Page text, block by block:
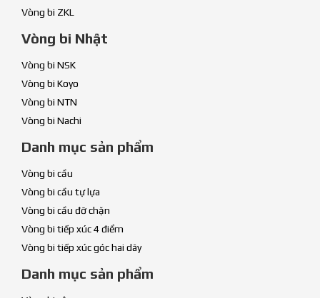
Vòng bi ZKL
Vòng bi Nhật
Vòng bi NSK
Vòng bi Koyo
Vòng bi NTN
Vòng bi Nachi
Danh mục sản phẩm
Vòng bi cầu
Vòng bi cầu tự lựa
Vòng bi cầu đỡ chặn
Vòng bi tiếp xúc 4 điểm
Vòng bi tiếp xúc góc hai dãy
Danh mục sản phẩm